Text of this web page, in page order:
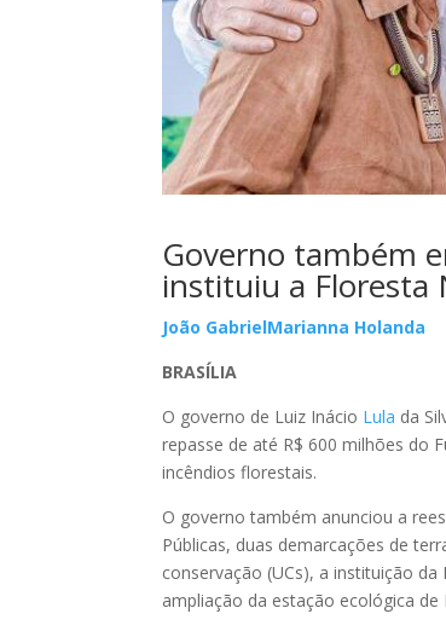
Governo também
instituiu a Floresta
João GabrielMarianna Holanda
BRASÍLIA
O governo de Luiz Inácio Lula da
repasse de até R$ 600 milhões do
incêndios florestais.
O governo também anunciou a
Públicas, duas demarcações de
conservação (UCs), a instituição
ampliação da estação ecológica